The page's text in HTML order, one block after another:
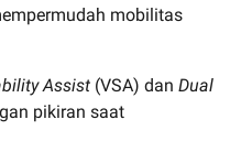
mobilitas
Assist (VSA) dan Dual
pikiran saat